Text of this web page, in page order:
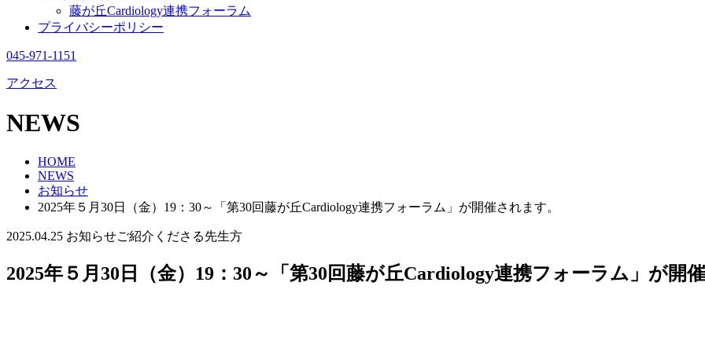
藤が丘Cardiology連携フォーラム
プライバシーポリシー
045-971-1151
アクセス
NEWS
HOME
NEWS
お知らせ
2025年５月30日（金）19：30～「第30回藤が丘Cardiology連携フォーラム」が開催されます。
2025.04.25 お知らせご紹介くださる先生方
2025年５月30日（金）19：30～「第30回藤が丘Cardiology連携フォーラム」が開